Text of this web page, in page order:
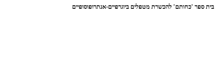
בית ספר 'כחותם' להכשרת מטפלים ביוגרפיים-אנתרופוסופיים